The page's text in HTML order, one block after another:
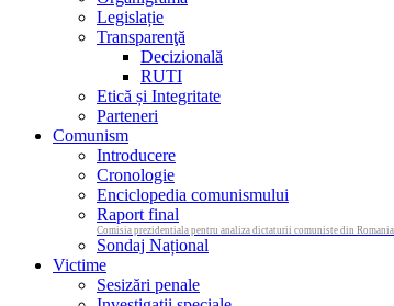
Legislație
Transparenţă
Decizională
RUTI
Etică și Integritate
Parteneri
Comunism
Introducere
Cronologie
Enciclopedia comunismului
Raport final
Comisia prezidentiala pentru analiza dictaturii comuniste din Romania
Sondaj Național
Victime
Sesizări penale